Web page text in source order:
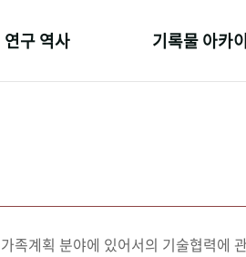
연구 역사 기록물 아카
가족계획 분야에 있어서의 기술협력에